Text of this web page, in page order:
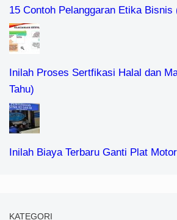
15 Contoh Pelanggaran Etika Bisnis
Inilah Proses Sertfikasi Halal dan
Tahu)
Inilah Biaya Terbaru Ganti Plat
KATEGORI